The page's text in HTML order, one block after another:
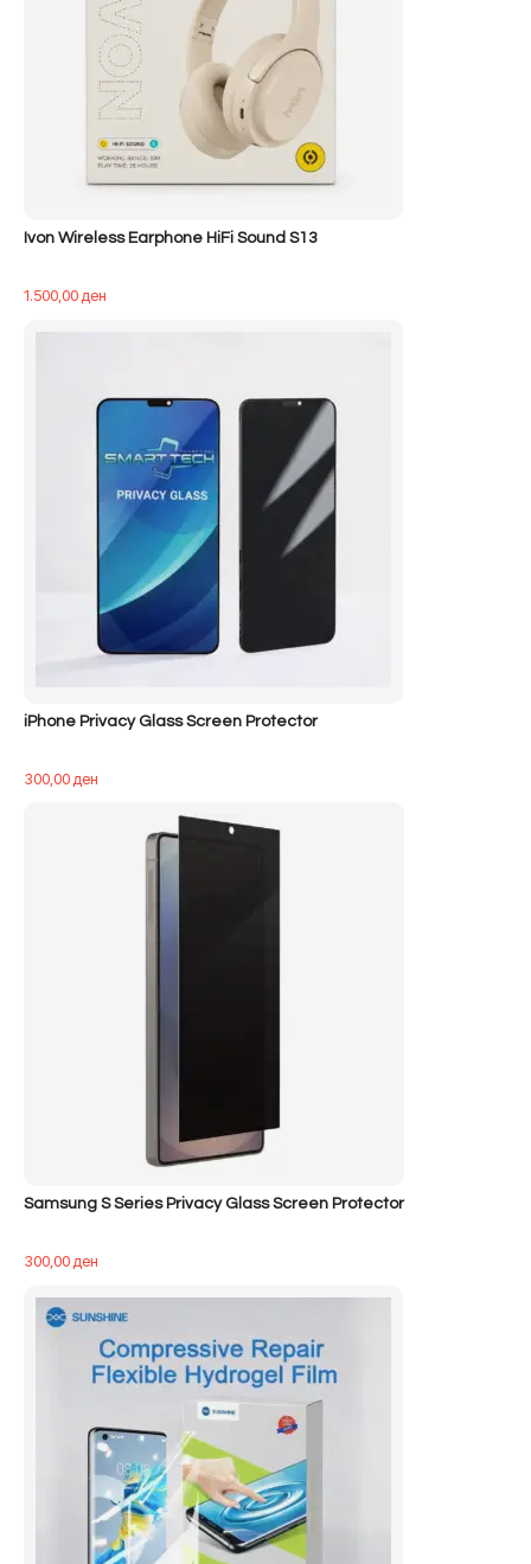
Ivon Wireless Earphone HiFi Sound S13
1.500,00ден
iPhone Privacy Glass Screen Protector
300,00ден
Samsung S Series Privacy Glass Screen Protector
300,00ден